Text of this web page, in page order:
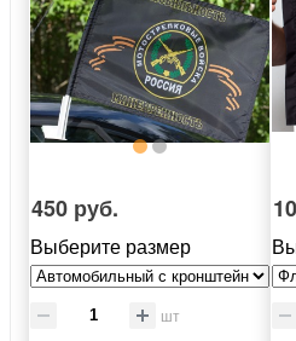
450 руб.
Выберите размер
шт